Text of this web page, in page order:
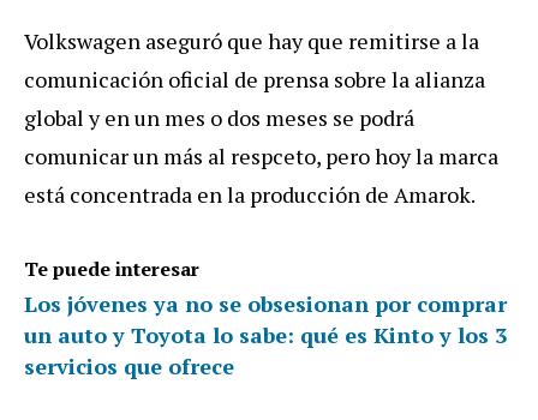
Volkswagen aseguró que hay que remitirse a la
comunicación oficial de prensa sobre la alianza
global y en un mes o dos meses se podrá
comunicar un más al respceto, pero hoy la marca
está concentrada en la producción de Amarok.
Te puede interesar
Los jóvenes ya no se obsesionan por comprar
un auto y Toyota lo sabe: qué es Kinto y los 3
servicios que ofrece